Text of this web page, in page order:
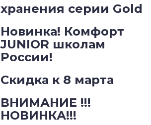
хранения серии Gold
Новинка! Комфорт
JUNIOR школам
России!
Скидка к 8 марта
ВНИМАНИЕ !!!
НОВИНКА!!!